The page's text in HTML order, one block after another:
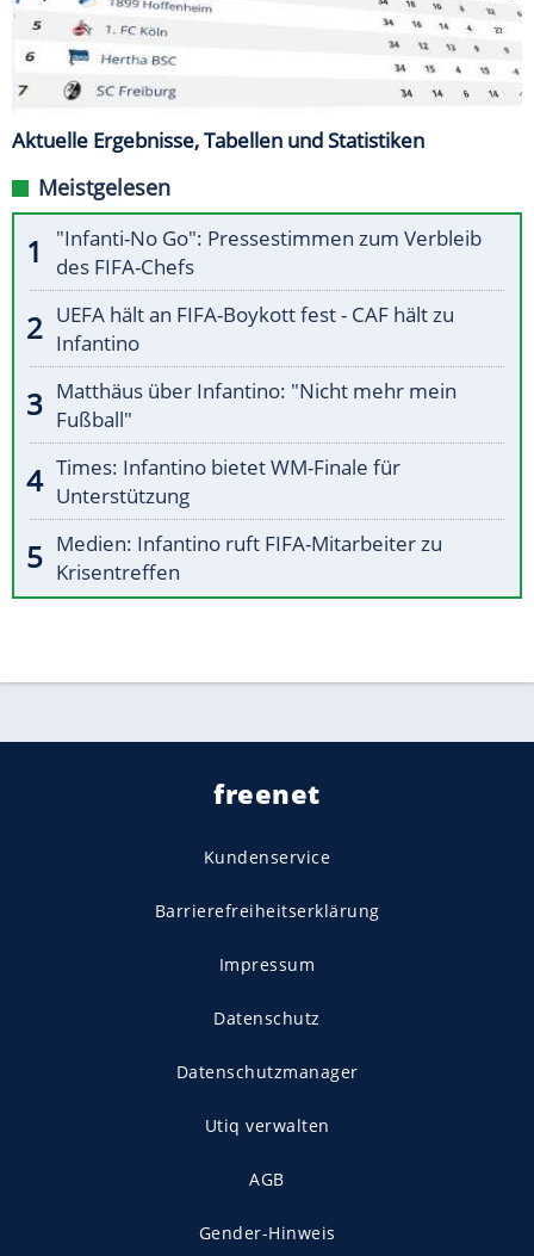
Aktuelle Ergebnisse, Tabellen und Statistiken
Meistgelesen
"Infanti-No Go": Pressestimmen zum Verbleib
des FIFA-Chefs
UEFA hält an FIFA-Boykott fest - CAF hält zu
Infantino
Matthäus über Infantino: "Nicht mehr mein
Fußball"
Times: Infantino bietet WM-Finale für
Unterstützung
Medien: Infantino ruft FIFA-Mitarbeiter zu
Krisentreffen
freenet
Kundenservice
Barrierefreiheitserklärung
Impressum
Datenschutz
Datenschutzmanager
Utiq verwalten
AGB
Gender-Hinweis